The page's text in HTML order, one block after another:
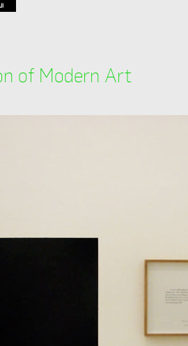
of Modern Art